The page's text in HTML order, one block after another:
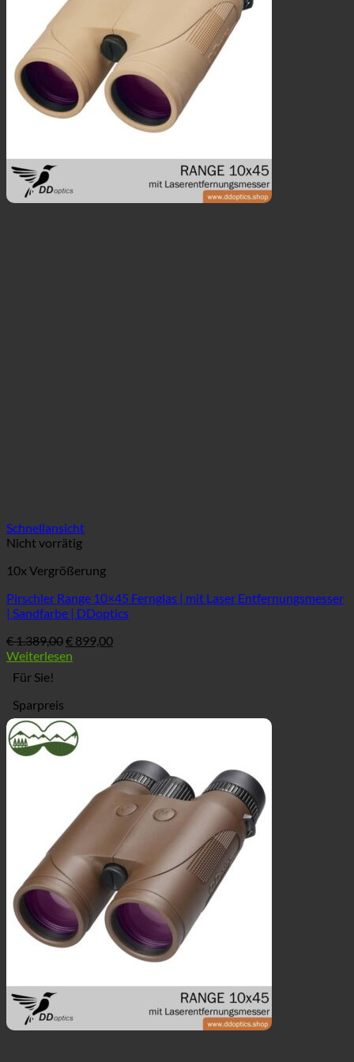
Schnellansicht
Nicht vorrätig
10x Vergrößerung
Pirschler Range 10×45 Fernglas | mit Laser Entfernungsmesser
| Sandfarbe | DDoptics
€1.389,00Ursprünglicher
Preis
€ 899,00Aktueller
Weiterlesen
Für Sie!
Sparpreis